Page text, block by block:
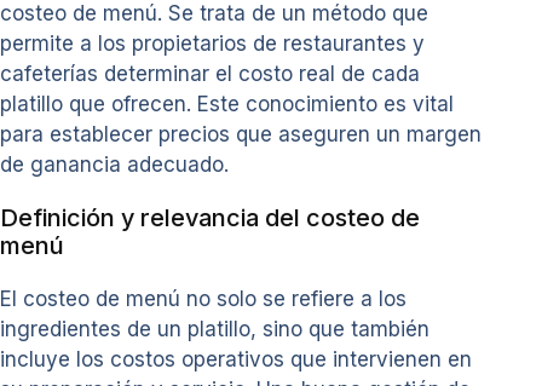
costeo de menú. Se trata de un método que
permite a los propietarios de restaurantes y
cafeterías determinar el costo real de cada
platillo que ofrecen. Este conocimiento es vital
para establecer precios que aseguren un margen
de ganancia adecuado.
Definición y relevancia del costeo de
menú
El costeo de menú no solo se refiere a los
ingredientes de un platillo, sino que también
incluye los costos operativos que intervienen en